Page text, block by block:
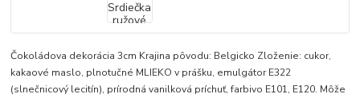
Čokoládova dekorácia 3cm Krajina pôvodu: Belgicko Zloženie: cukor,
kakaové maslo, plnotučné MLIEKO v prášku, emulgátor E322
(slnečnicový lecitín), prírodná vanilková príchuť, farbivo E101, E120. Môže